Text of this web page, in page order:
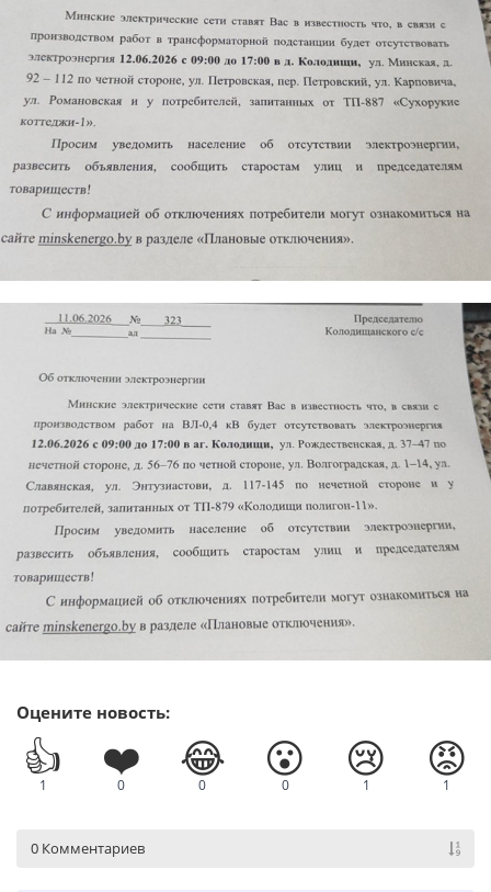
Оцените новость:
👍
1
❤️
0
😂
0
😮
0
😢
1
😡
1
0 Комментариев